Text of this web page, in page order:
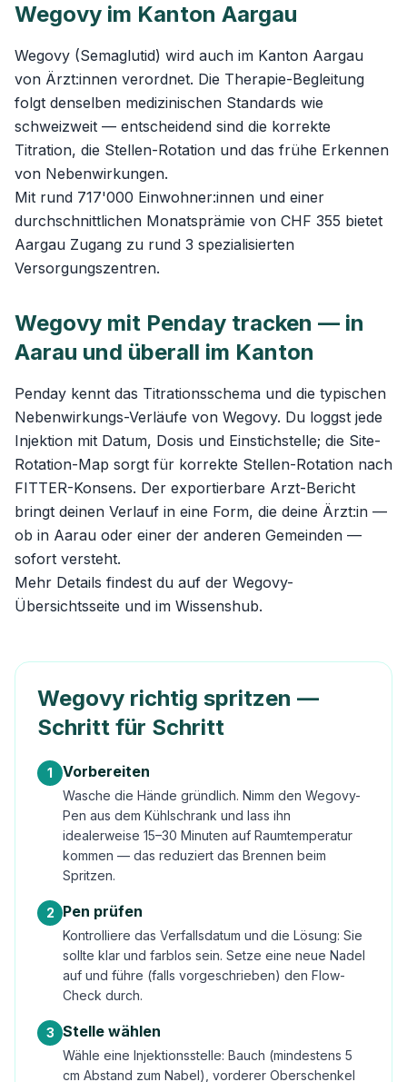
Wegovy im Kanton Aargau
Wegovy (Semaglutid) wird auch im Kanton Aargau
von Ärzt:innen verordnet. Die Therapie-Begleitung
folgt denselben medizinischen Standards wie
schweizweit — entscheidend sind die korrekte
Titration, die Stellen-Rotation und das frühe Erkennen
von Nebenwirkungen.
Mit rund 717'000 Einwohner:innen und einer
durchschnittlichen Monatsprämie von CHF 355 bietet
Aargau Zugang zu rund 3 spezialisierten
Versorgungszentren.
Wegovy mit Penday tracken — in
Aarau und überall im Kanton
Penday kennt das Titrationsschema und die typischen
Nebenwirkungs-Verläufe von Wegovy. Du loggst jede
Injektion mit Datum, Dosis und Einstichstelle; die Site-
Rotation-Map sorgt für korrekte Stellen-Rotation nach
FITTER-Konsens. Der exportierbare Arzt-Bericht
bringt deinen Verlauf in eine Form, die deine Ärzt:in —
ob in Aarau oder einer der anderen Gemeinden —
sofort versteht.
Mehr Details findest du auf der Wegovy-
Übersichtsseite und im Wissenshub.
Wegovy richtig spritzen —
Schritt für Schritt
1 Vorbereiten
Wasche die Hände gründlich. Nimm den Wegovy-
Pen aus dem Kühlschrank und lass ihn
idealerweise 15–30 Minuten auf Raumtemperatur
kommen — das reduziert das Brennen beim
Spritzen.
2 Pen prüfen
Kontrolliere das Verfallsdatum und die Lösung: Sie
sollte klar und farblos sein. Setze eine neue Nadel
auf und führe (falls vorgeschrieben) den Flow-
Check durch.
3 Stelle wählen
Wähle eine Injektionsstelle: Bauch (mindestens 5
cm Abstand zum Nabel), vorderer Oberschenkel